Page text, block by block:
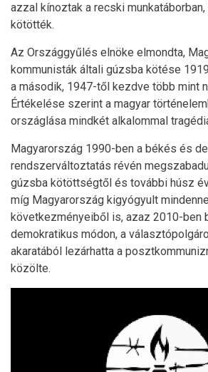
azzal kínoztak a recski
kötötték.
Az Országgyűlés elnöke elmondta,
kommunisták általi gúzsba kötése
a második, 1947-től kezdve több mint
Értékelése szerint a magyar
országlása mindkét alkalommal
Magyarország 1990-ben a békés és
rendszerváltoztatás révén
gúzsba kötöttségtől és további húsz
míg Magyarország kigyógyult
következményeiből is, azaz 2010-ben
demokratikus módon, a
akaratából lezárhatta a
közölte.